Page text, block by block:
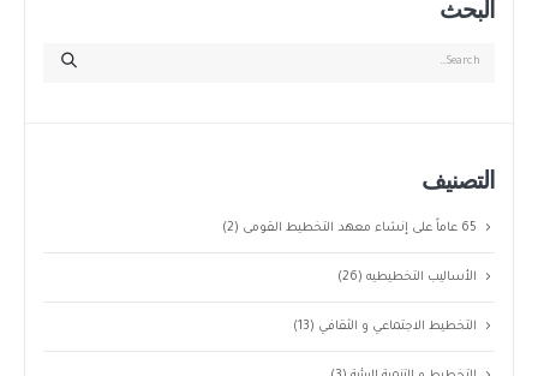
البحث
التصنيف
65 عاماً على إنشاء معهد التخطيط القومى (2)
الأساليب التخطيطيه(26)
التخطيط الاجتماعي و الثقافي (13)